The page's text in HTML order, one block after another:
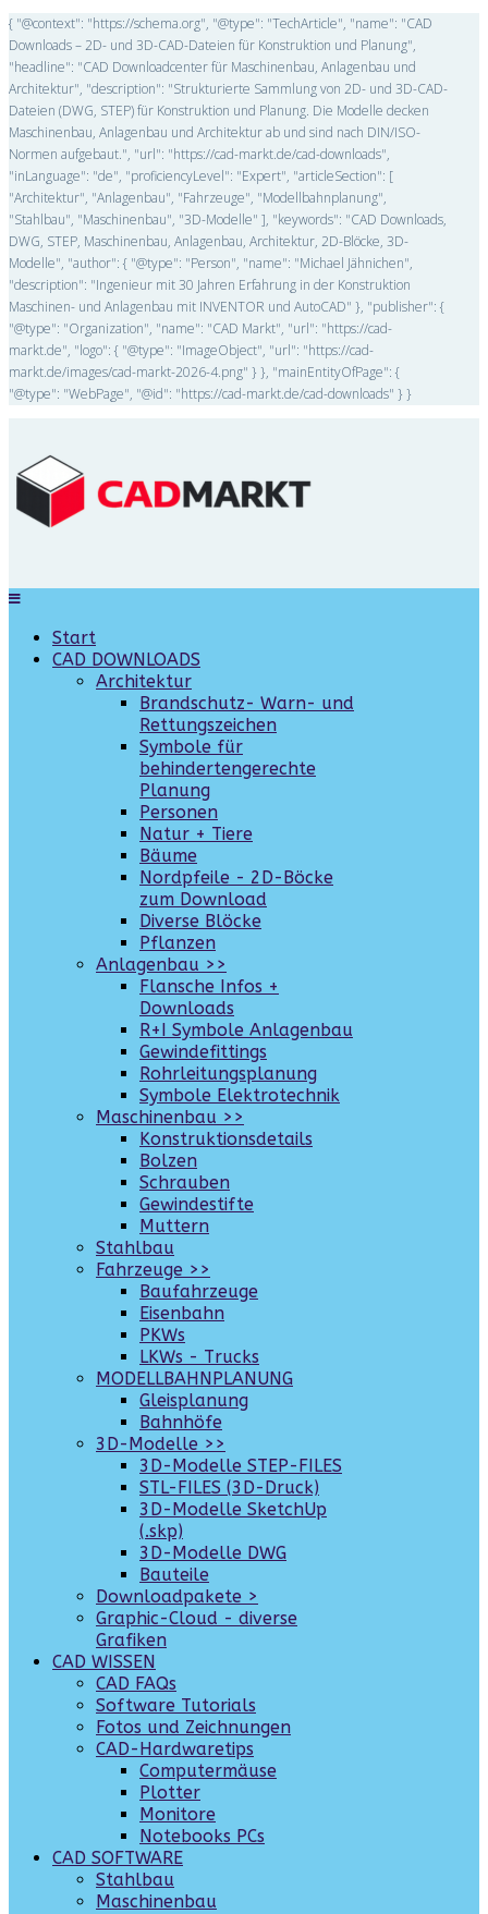
{ "@context": "https://schema.org", "@type": "TechArticle", "name": "CAD
Downloads – 2D- und 3D-CAD-Dateien für Konstruktion und Planung",
"headline": "CAD Downloadcenter für Maschinenbau, Anlagenbau und
Architektur", "description": "Strukturierte Sammlung von 2D- und 3D-CAD-
Dateien (DWG, STEP) für Konstruktion und Planung. Die Modelle decken
Maschinenbau, Anlagenbau und Architektur ab und sind nach DIN/ISO-
Normen aufgebaut.", "url": "https://cad-markt.de/cad-downloads",
"inLanguage": "de", "proficiencyLevel": "Expert", "articleSection": [
"Architektur", "Anlagenbau", "Fahrzeuge", "Modellbahnplanung",
"Stahlbau", "Maschinenbau", "3D-Modelle" ], "keywords": "CAD Downloads,
DWG, STEP, Maschinenbau, Anlagenbau, Architektur, 2D-Blöcke, 3D-
Modelle", "author": { "@type": "Person", "name": "Michael Jähnichen",
"description": "Ingenieur mit 30 Jahren Erfahrung in der Konstruktion
Maschinen- und Anlagenbau mit INVENTOR und AutoCAD" }, "publisher": {
"@type": "Organization", "name": "CAD Markt", "url": "https://cad-
markt.de", "logo": { "@type": "ImageObject", "url": "https://cad-
markt.de/images/cad-markt-2026-4.png" } }, "mainEntityOfPage": {
"@type": "WebPage", "@id": "https://cad-markt.de/cad-downloads" } }
Start
CAD DOWNLOADS
Architektur
Brandschutz- Warn- und
Rettungszeichen
Symbole für
behindertengerechte
Planung
Personen
Natur + Tiere
Bäume
Nordpfeile - 2D-Böcke
zum Download
Diverse Blöcke
Pflanzen
Anlagenbau >>
Flansche Infos +
Downloads
R+I Symbole Anlagenbau
Gewindefittings
Rohrleitungsplanung
Symbole Elektrotechnik
Maschinenbau >>
Konstruktionsdetails
Bolzen
Schrauben
Gewindestifte
Muttern
Stahlbau
Fahrzeuge >>
Baufahrzeuge
Eisenbahn
PKWs
LKWs - Trucks
MODELLBAHNPLANUNG
Gleisplanung
Bahnhöfe
3D-Modelle >>
3D-Modelle STEP-FILES
STL-FILES (3D-Druck)
3D-Modelle SketchUp
(.skp)
3D-Modelle DWG
Bauteile
Downloadpakete >
Graphic-Cloud - diverse
Grafiken
CAD WISSEN
CAD FAQs
Software Tutorials
Fotos und Zeichnungen
CAD-Hardwaretips
Computermäuse
Plotter
Monitore
Notebooks PCs
CAD SOFTWARE
Stahlbau
Maschinenbau